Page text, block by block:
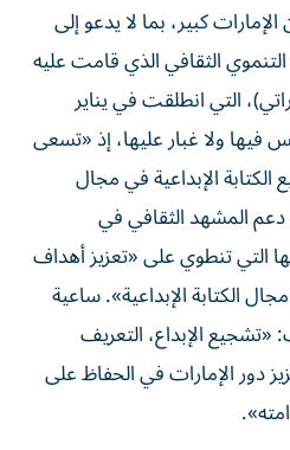
كبير، بما لا يدعو إلى
الثقافي الذي قامت عليه
التي انطلقت في يناير
فيها ولا غبار عليها، إذ «تسعى
الكتابة الإبداعية في مجال
دعم المشهد الثقافي في
التي تنطوي على «تعزيز أهداف
الكتابة الإبداعية». ساعية
الإبداع، التعريف
دور الإمارات في الحفاظ على